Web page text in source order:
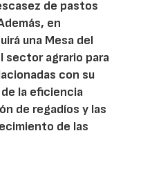
de pastos
en
una Mesa del
sector agrario para
con su
la eficiencia
de regadíos y las
de las